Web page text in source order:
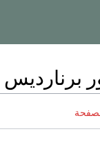
برنارديس